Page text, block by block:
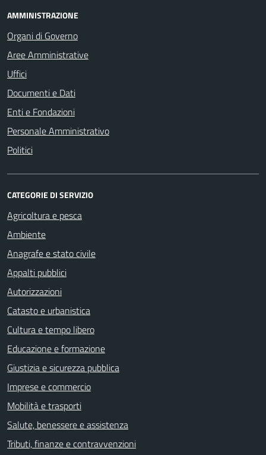
AMMINISTRAZIONE
Organi di Governo
Aree Amministrative
Uffici
Documenti e Dati
Enti e Fondazioni
Personale Amministrativo
Politici
CATEGORIE DI SERVIZIO
Agricoltura e pesca
Ambiente
Anagrafe e stato civile
Appalti pubblici
Autorizzazioni
Catasto e urbanistica
Cultura e tempo libero
Educazione e formazione
Giustizia e sicurezza pubblica
Imprese e commercio
Mobilità e trasporti
Salute, benessere e assistenza
Tributi, finanze e contravvenzioni